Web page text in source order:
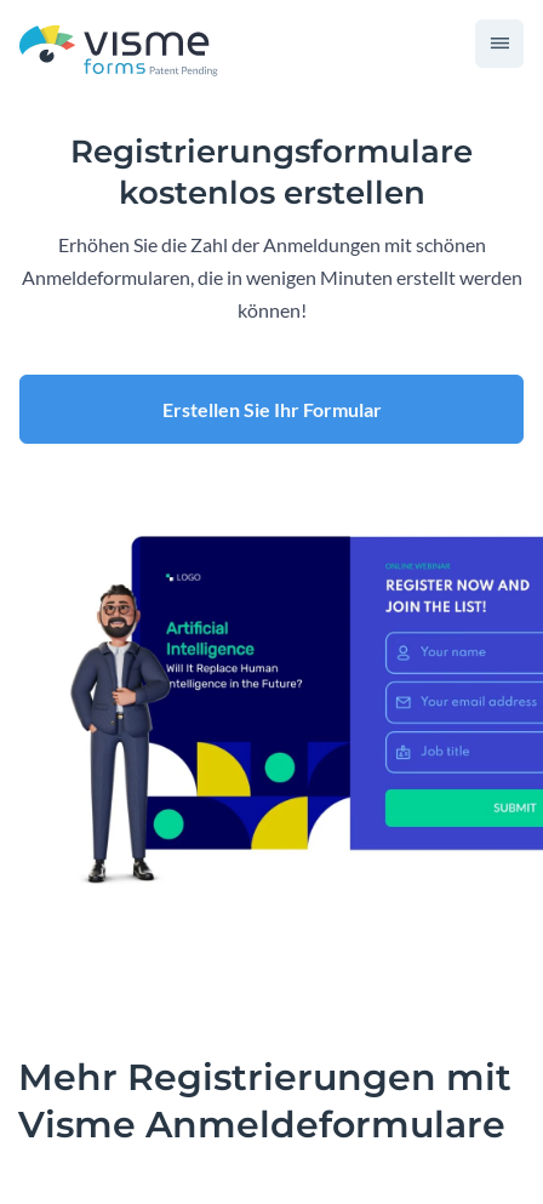
Registrierungsformulare
kostenlos erstellen
Erhöhen Sie die Zahl der Anmeldungen mit schönen
Anmeldeformularen, die in wenigen Minuten erstellt werden
können!
Erstellen Sie Ihr Formular
Mehr Registrierungen mit
Visme Anmeldeformulare